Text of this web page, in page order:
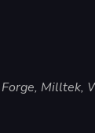
Milltek,